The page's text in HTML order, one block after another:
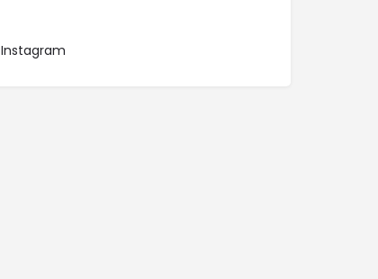
Instagram